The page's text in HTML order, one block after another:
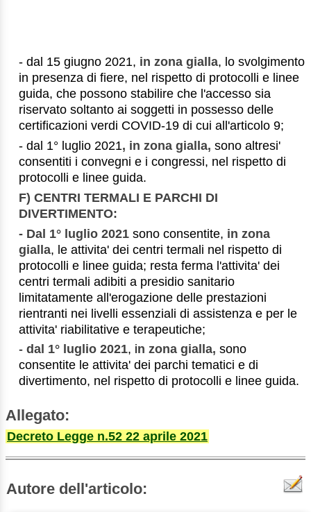
- dal 15 giugno 2021, in zona gialla, lo svolgimento
in presenza di fiere, nel rispetto di protocolli e linee
guida, che possono stabilire che l'accesso sia
riservato soltanto ai soggetti in possesso delle
certificazioni verdi COVID-19 di cui all'articolo 9;
- dal 1° luglio 2021, in zona gialla,sono altresi'
consentiti i convegni e i congressi, nel rispetto di
protocolli e linee guida.
F) CENTRI TERMALI E PARCHI DI
DIVERTIMENTO:
- Dal 1° luglio 2021 sono consentite, in zona
gialla, le attivita' dei centri termali nel rispetto di
protocolli e linee guida; resta ferma l'attivita' dei
centri termali adibiti a presidio sanitario
limitatamente all'erogazione delle prestazioni
rientranti nei livelli essenziali di assistenza e per le
attivita' riabilitative e terapeutiche;
-dal 1° luglio 2021, in zona gialla, sono
consentite le attivita' dei parchi tematici e di
divertimento, nel rispetto di protocolli e linee guida.
Allegato:
Decreto Legge n.52 22 aprile 2021
Autore dell'articolo: